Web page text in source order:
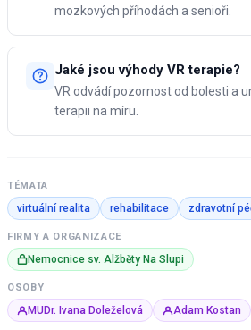
mozkových příhodách a senioři.
Jaké jsou výhody VR terapie?
VR odvádí pozornost od bolesti a
terapii na míru.
TÉMATA
virtuální realita rehabilitace zdravotní
FIRMY A ORGANIZACE
Nemocnice sv. Alžběty Na Slupi
OSOBY
MUDr. Ivana Doleželová Adam Kostan